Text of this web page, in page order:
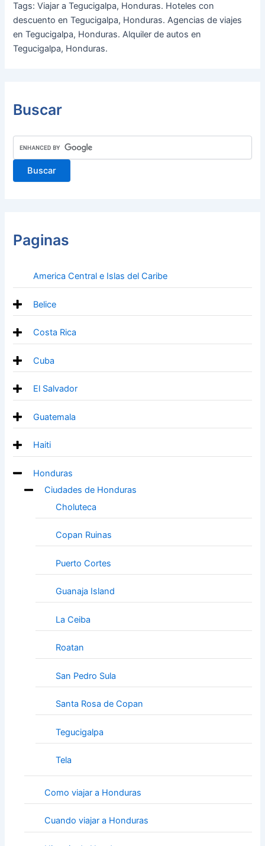
Tags: Viajar a Tegucigalpa, Honduras. Hoteles con
descuento en Tegucigalpa, Honduras. Agencias de viajes
en Tegucigalpa, Honduras. Alquiler de autos en
Tegucigalpa, Honduras.
Buscar
Paginas
America Central e Islas del Caribe
Belice
Costa Rica
Cuba
El Salvador
Guatemala
Haiti
Honduras
Ciudades de Honduras
Choluteca
Copan Ruinas
Puerto Cortes
Guanaja Island
La Ceiba
Roatan
San Pedro Sula
Santa Rosa de Copan
Tegucigalpa
Tela
Como viajar a Honduras
Cuando viajar a Honduras